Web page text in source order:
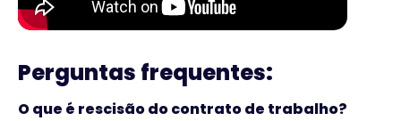
Perguntas frequentes:
O que é rescisão do contrato de trabalho?